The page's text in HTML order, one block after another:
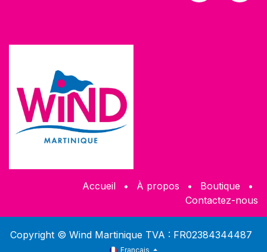
Accueil • À propos • ​Boutique
•
Contactez-nous
Copyright © Wind Martinique TVA : FR02384344487
Français